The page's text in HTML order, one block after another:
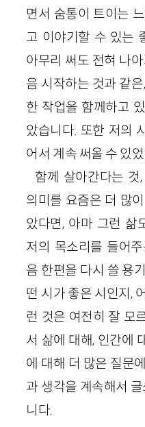
면서 숨통이 트이는
고 이야기할 수 있는
아무리 써도 전혀 나
음 시작하는 것과 같
한 작업을 함께하고
았습니다. 또한 저의
어서 계속 써올 수 있
함께 살아간다는 것
의미를 요즘은 더 많
았다면, 아마 그런 삶
저의 목소리를 들어
음 한편을 다시 쓸 용
떤 시가 좋은 시인지,
런 것은 여전히 잘 모
서 삶에 대해, 인간에
에 대해 더 많은 질문
과 생각을 계속해서
니다.